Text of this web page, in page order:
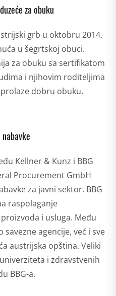
za obuku
grb u oktobru 2014.
u šegrtskoj obuci.
za obuku sa sertifikatom
i njihovim roditeljima
dobru obuku.
Kellner & Kunz i BBG
Procurement GmbH
za javni sektor. BBG
raspolaganje
i usluga. Među
savezne agencije, već i sve
austrijska opština. Veliki
i zdravstvenih
BBG-a.